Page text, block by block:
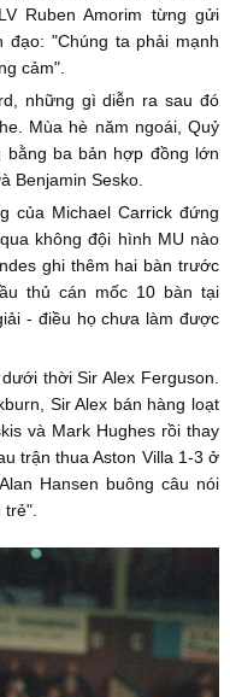
Ruben Amorim từng gửi
"Chúng ta phải mạnh
cảm".
những gì diễn ra sau đó
Mùa hè năm ngoái, Quỷ
ba bản hợp đồng lớn
Benjamin Sesko.
của Michael Carrick đứng
không đội hình MU nào
ghi thêm hai bàn trước
thủ cán mốc 10 bàn tại
- điều họ chưa làm được
thời Sir Alex Ferguson.
Sir Alex bán hàng loạt
và Mark Hughes rồi thay
trận thua Aston Villa 1-3 ở
Hansen buông câu nói